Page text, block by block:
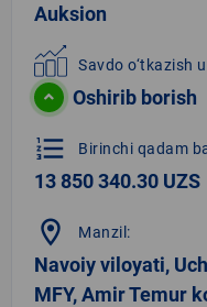
Auksion
Savdo o‘tkazish
Oshirib borish
format_list_numbered Birinchi qadam
13 850 340.30 UZS
location_on Manzil:
Navoiy viloyati,
MFY, Amir Temur